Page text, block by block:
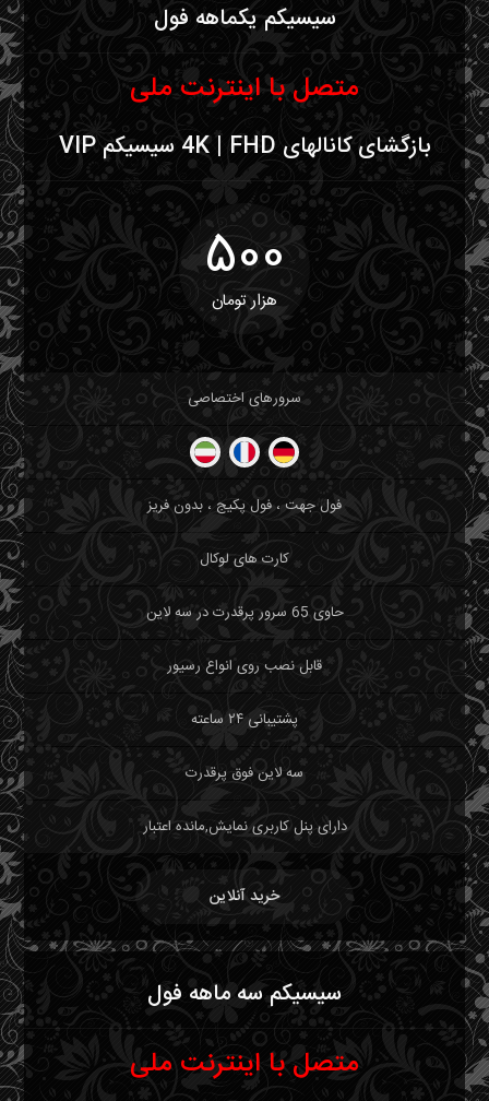
سیسیکم یکماهه فول
متصل با اینترنت ملی
بازگشای کانالهای 4K | FHD سیسیکم VIP
500
هزار تومان
سرورهای اختصاصی
فول جهت ، فول پکیج ، بدون فریز
کارت های لوکال
حاوی 65 سرور پرقدرت در سه لاین
قابل نصب روی انواع رسیور
پشتیبانی ۲۴ ساعته
سه لاین فوق پرقدرت
دارای پنل کاربری نمایش,مانده اعتبار
خرید آنلاین
سیسیکم سه ماهه فول
متصل با اینترنت ملی